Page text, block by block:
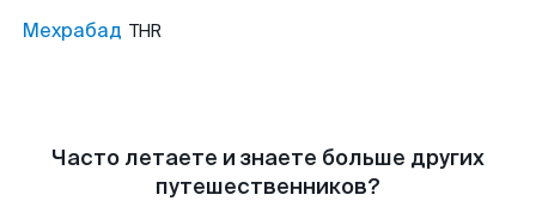
Мехрабад THR
Часто летаете и знаете больше других
путешественников?